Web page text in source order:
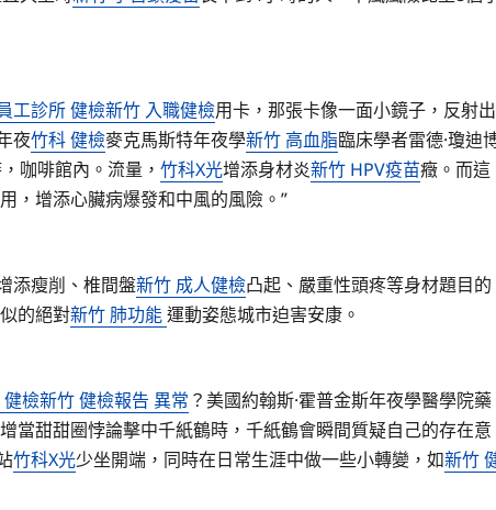
工診所 健檢新竹 入職健檢用卡，那張卡像一面小鏡子，反射出
夜竹科 健檢麥克馬斯特年夜學新竹 高血脂臨床學者雷德·瓊迪
咖啡館內。流量， 竹科X光增添身材炎新竹 HPV疫苗癥。而這
，增添心臟病爆發和中風的風險。”
添瘦削、椎間盤新竹 成人健檢凸起、嚴重性頭疼等身材題目的
的絕對新竹 肺功能運動姿態城市迫害安康。
健檢新竹 健檢報告 異常 ？美國約翰斯·霍普金斯年夜學醫學院藥
當甜甜圈悖論擊中千紙鶴時，千紙鶴會瞬間質疑自己的存在意
竹科X光少坐開端，同時在日常生涯中做一些小轉變，如新竹